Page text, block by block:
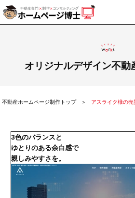
オリジナルデザイン不動
不動産ホームページ制作トップ アスライク様の
3色のバランスと
ゆとりのある余白感で
親しみやすさを。